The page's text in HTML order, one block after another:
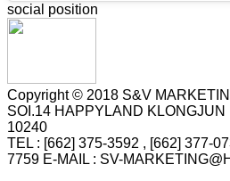
social position
Copyright © 2018 S&V
SOI.14 HAPPYLAND
10240
TEL : [662] 375-3592 , [662] 377-
7759 E-MAIL : SV-